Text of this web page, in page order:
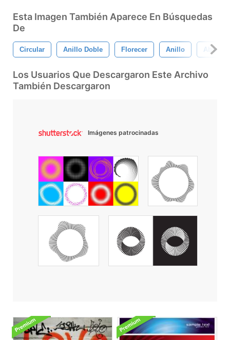
Esta Imagen También Aparece En Búsquedas
De
Circular Anillo Doble Florecer Anillo
Los Usuarios Que Descargaron Este Archivo
También Descargaron
Imágenes patrocinadas